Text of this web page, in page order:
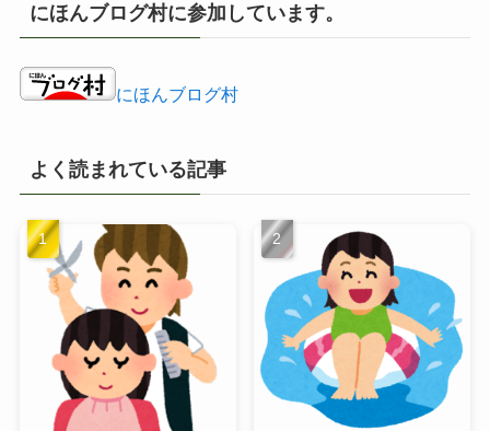
ブ
にほんブログ村に参加しています。
にほんブログ村
よく読まれている記事